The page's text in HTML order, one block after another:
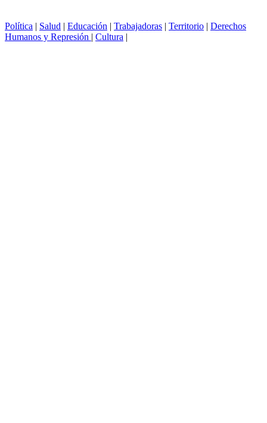
Política | Salud | Educación | Trabajadoras | Territorio | Derechos
Humanos y Represión | Cultura |